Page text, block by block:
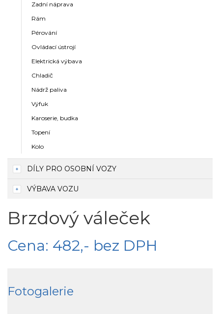
Zadní náprava
Rám
Pérování
Ovládací ústrojí
Elektrická výbava
Chladič
Nádrž paliva
Výfuk
Karoserie, budka
Topení
Kolo
DÍLY PRO OSOBNÍ VOZY
VÝBAVA VOZU
Brzdový váleček
Cena: 482,- bez DPH
Fotogalerie